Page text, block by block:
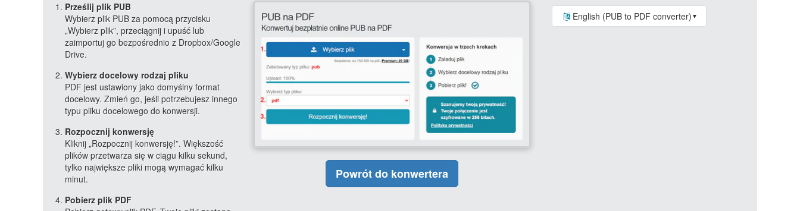
Prześlij plik PUB
Wybierz plik PUB za pomocą przycisku
„Wybierz plik”, przeciągnij i upuść lub
zaimportuj go bezpośrednio z Dropbox/Google
Drive.
Wybierz docelowy rodzaj pliku
PDF jest ustawiony jako domyślny format
docelowy. Zmień go, jeśli potrzebujesz innego
typu pliku docelowego do konwersji.
Rozpocznij konwersję
Kliknij „Rozpocznij konwersję!”. Większość
plików przetwarza się w ciągu kilku sekund,
tylko największe pliki mogą wymagać kilku
minut.
Pobierz plik PDF
Powrót do konwertera
English (PUB to PDF converter) ▼